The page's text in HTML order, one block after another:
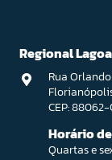
Regional Lagoa
Rua
CEP:
Horário
Quartas e